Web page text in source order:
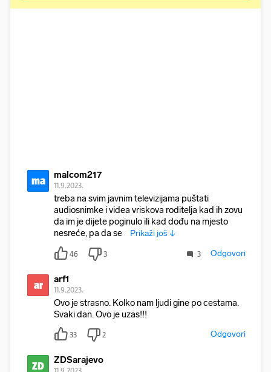
ma malcom217
11.9.2023.
treba na svim javnim televizijama puštati
audiosnimke i videa vriskova roditelja kad ih zovu
da im je dijete poginulo ili kad dođu na mjesto
nesreće, pa da se z Prikaži još ↓
46 3 3 Odgovori
ar arf1
11.9.2023.
Ovo je strasno. Kolko nam ljudi gine po cestama.
Svaki dan. Ovo je uzas!!!
33 2 Odgovori
ZD ZDSarajevo